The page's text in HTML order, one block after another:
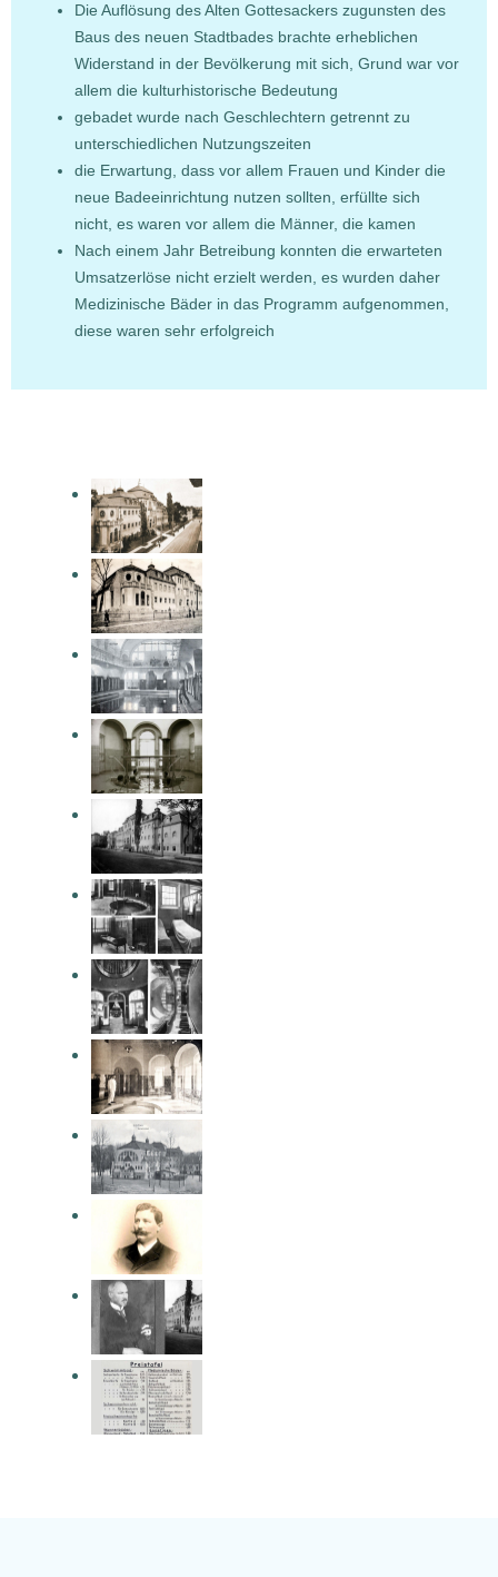
Die Auflösung des Alten Gottesackers zugunsten des
Baus des neuen Stadtbades brachte erheblichen
Widerstand in der Bevölkerung mit sich, Grund war vor
allem die kulturhistorische Bedeutung
gebadet wurde nach Geschlechtern getrennt zu
unterschiedlichen Nutzungszeiten
die Erwartung, dass vor allem Frauen und Kinder die
neue Badeeinrichtung nutzen sollten, erfüllte sich
nicht, es waren vor allem die Männer, die kamen
Nach einem Jahr Betreibung konnten die erwarteten
Umsatzerlöse nicht erzielt werden, es wurden daher
Medizinische Bäder in das Programm aufgenommen,
diese waren sehr erfolgreich